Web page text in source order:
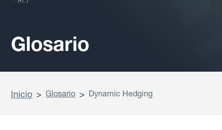
Glosario
Inicio > Glosario > Dynamic Hedging